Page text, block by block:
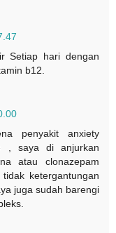
Setiap hari dengan
b12.
penyakit anxiety
, saya di anjurkan
atau clonazepam
ketergantungan
juga sudah barengi